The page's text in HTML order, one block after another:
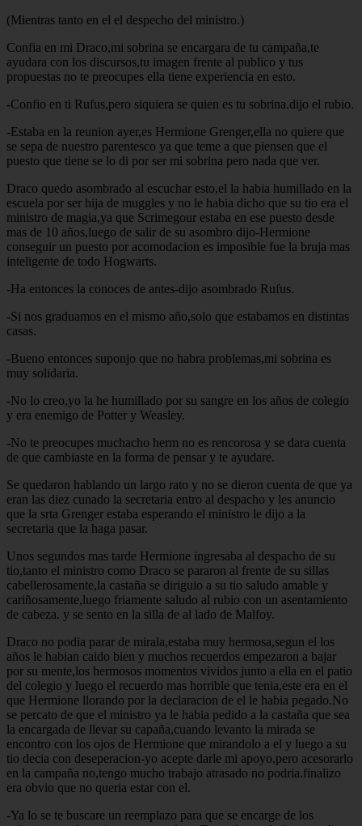
(Mientras tanto en el el despecho del ministro.)
Confia en mi Draco,mi sobrina se encargara de tu campaña,te
ayudara con los discursos,tu imagen frente al publico y tus
propuestas no te preocupes ella tiene experiencia en esto.
-Confio en ti Rufus,pero siquiera se quien es tu sobrina.dijo el rubio.
-Estaba en la reunion ayer,es Hermione Grenger,ella no quiere que
se sepa de nuestro parentesco ya que teme a que piensen que el
puesto que tiene se lo di por ser mi sobrina pero nada que ver.
Draco quedo asombrado al escuchar esto,el la habia humillado en la
escuela por ser hija de muggles y no le habia dicho que su tio era el
ministro de magia,ya que Scrimegour estaba en ese puesto desde
mas de 10 años,luego de salir de su asombro dijo-Hermione
conseguir un puesto por acomodacion es imposible fue la bruja mas
inteligente de todo Hogwarts.
-Ha entonces la conoces de antes-dijo asombrado Rufus.
-Si nos graduamos en el mismo año,solo que estabamos en distintas
casas.
-Bueno entonces suponjo que no habra problemas,mi sobrina es
muy solidaria.
-No lo creo,yo la he humillado por su sangre en los años de colegio
y era enemigo de Potter y Weasley.
-No te preocupes muchacho herm no es rencorosa y se dara cuenta
de que cambiaste en la forma de pensar y te ayudare.
Se quedaron hablando un largo rato y no se dieron cuenta de que ya
eran las diez cunado la secretaria entro al despacho y les anuncio
que la srta Grenger estaba esperando el ministro le dijo a la
secretaria que la haga pasar.
Unos segundos mas tarde Hermione ingresaba al despacho de su
tio,tanto el ministro como Draco se pararon al frente de su sillas
cabellerosamente,la castaña se diriguio a su tio saludo amable y
cariñosamente,luego friamente saludo al rubio con un asentamiento
de cabeza. y se sento en la silla de al lado de Malfoy.
Draco no podia parar de mirala,estaba muy hermosa,segun el los
años le habian caido bien y muchos recuerdos empezaron a bajar
por su mente,los hermosos momentos vividos junto a ella en el patio
del colegio y luego el recuerdo mas horrible que tenia,este era en el
que Hermione llorando por la declaracion de el le habia pegado.No
se percato de que el ministro ya le habia pedido a la castaña que sea
la encargada de llevar su capaña,cuando levanto la mirada se
encontro con los ojos de Hermione que mirandolo a el y luego a su
tio decia con deseperacion-yo acepte darle mi apoyo,pero acesorarlo
en la campaña no,tengo mucho trabajo atrasado no podria.finalizo
era obvio que no queria estar con el.
-Ya lo se te buscare un reemplazo para que se encarge de los